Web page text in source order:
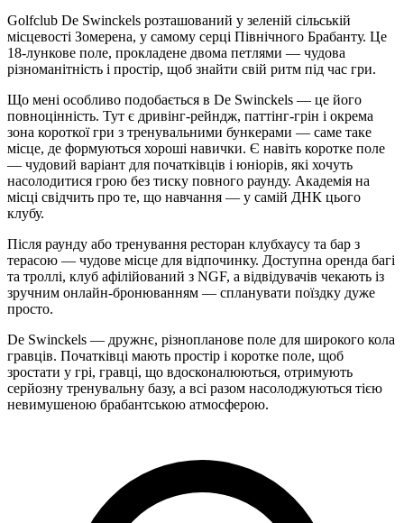
Golfclub De Swinckels розташований у зеленій сільській
місцевості Зомерена, у самому серці Північного Брабанту. Це
18-лункове поле, прокладене двома петлями — чудова
різноманітність і простір, щоб знайти свій ритм під час гри.
Що мені особливо подобається в De Swinckels — це його
повноцінність. Тут є дривінг-рейндж, паттінг-грін і окрема
зона короткої гри з тренувальними бункерами — саме таке
місце, де формуються хороші навички. Є навіть коротке поле
— чудовий варіант для початківців і юніорів, які хочуть
насолодитися грою без тиску повного раунду. Академія на
місці свідчить про те, що навчання — у самій ДНК цього
клубу.
Після раунду або тренування ресторан клубхаусу та бар з
терасою — чудове місце для відпочинку. Доступна оренда багі
та троллі, клуб афілійований з NGF, а відвідувачів чекають із
зручним онлайн-бронюванням — спланувати поїздку дуже
просто.
De Swinckels — дружнє, різнопланове поле для широкого кола
гравців. Початківці мають простір і коротке поле, щоб
зростати у грі, гравці, що вдосконалюються, отримують
серйозну тренувальну базу, а всі разом насолоджуються тією
невимушеною брабантською атмосферою.